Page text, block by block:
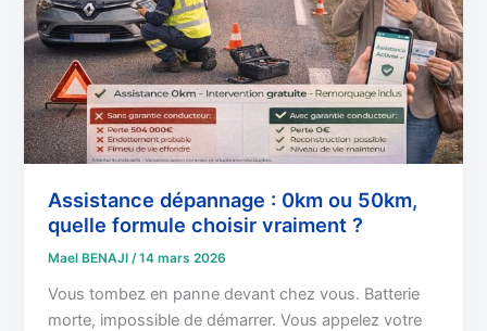
Assistance dépannage : 0km ou 50km,
quelle formule choisir vraiment ?
Mael BENAJI/14 mars 2026
Vous tombez en panne devant chez vous. Batterie
morte, impossible de démarrer. Vous appelez votre
50km,
quelle
formule
choisir
vraiment
?